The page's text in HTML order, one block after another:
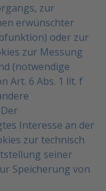
zur
erwünschter
oder zur
zur Messung
(notwendige
Art. 6 Abs. 1 lit. f
Der
Interesse an der
zur technisch
seiner
Speicherung von